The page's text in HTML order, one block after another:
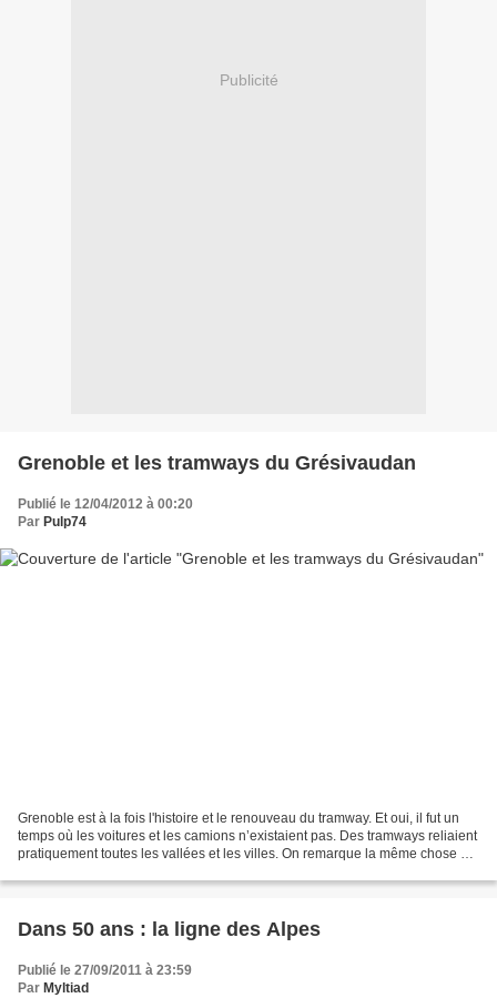
Publicité
Grenoble et les tramways du Grésivaudan
Publié le 12/04/2012 à 00:20
Par Pulp74
Grenoble est à la fois l'histoire et le renouveau du tramway. Et oui, il fut un
temps où les voitures et les camions n’existaient pas. Des tramways reliaient
pratiquement toutes les vallées et les villes. On remarque la même chose en
Dans 50 ans : la ligne des Alpes
Publié le 27/09/2011 à 23:59
Par Myltiad